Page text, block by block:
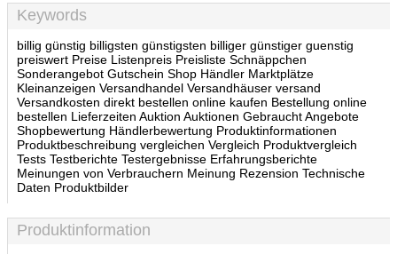
Keywords
billig günstig billigsten günstigsten billiger günstiger guenstig
preiswert Preise Listenpreis Preisliste Schnäppchen
Sonderangebot Gutschein Shop Händler Marktplätze
Kleinanzeigen Versandhandel Versandhäuser versand
Versandkosten direkt bestellen online kaufen Bestellung online
bestellen Lieferzeiten Auktion Auktionen Gebraucht Angebote
Shopbewertung Händlerbewertung Produktinformationen
Produktbeschreibung vergleichen Vergleich Produktvergleich
Tests Testberichte Testergebnisse Erfahrungsberichte
Meinungen von Verbrauchern Meinung Rezension Technische
Daten Produktbilder
Produktinformation